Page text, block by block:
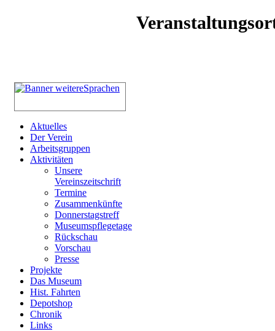
Aktuelles
Der Verein
Arbeitsgruppen
Aktivitäten
Unsere
Vereinszeitschrift
Termine
Zusammenkünfte
Donnerstagstreff
Museumspflegetage
Rückschau
Vorschau
Presse
Projekte
Das Museum
Hist. Fahrten
Depotshop
Chronik
Links